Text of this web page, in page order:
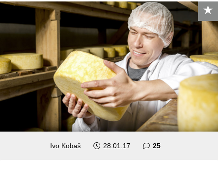
Ivo Kobaš 28.01.17 25komentara